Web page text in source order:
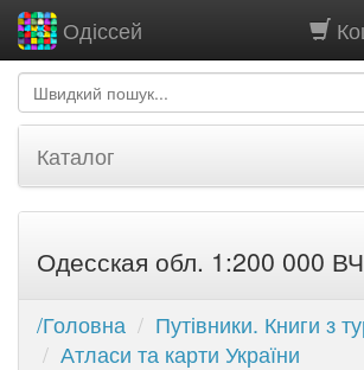
Одіссей
Каталог
Одесская обл. 1:200 000 ВЧ
/Головна
Путівники. Книги з
Атласи та карти України